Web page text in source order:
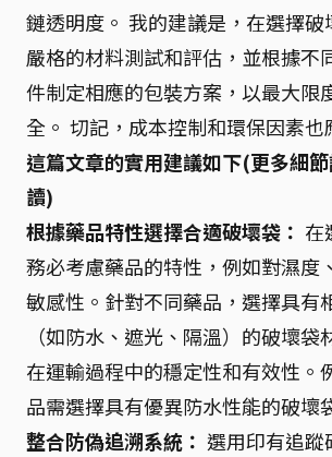
鏈透明度。 我的建議是，在選擇
嚴格的材料測試和評估，並根據不
件制定相應的包裝方案，以最大限
全。 切記，成本控制和環保因素也
這篇文章的實用建議如下(更多細
讀)
根據藥品特性選擇合適破壞袋： 在
務必考慮藥品的特性，例如對濕度
敏感性。針對不同藥品，選擇具有
（如防水、遮光、隔溫）的破壞袋
在運輸過程中的穩定性和有效性。
品需選擇具有優異防水性能的破壞
整合防偽追溯系統： 選用印有追蹤